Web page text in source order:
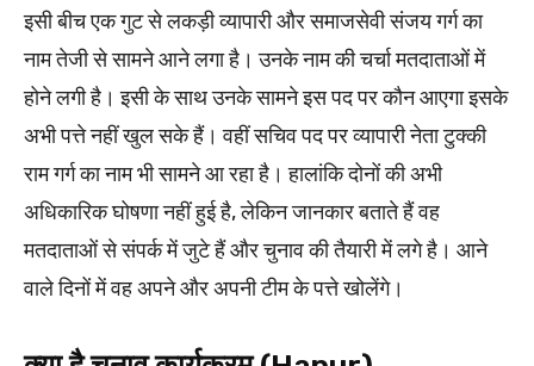
इसी बीच एक गुट से लकड़ी व्यापारी और समाजसेवी संजय गर्ग का
नाम तेजी से सामने आने लगा है। उनके नाम की चर्चा मतदाताओं में
होने लगी है। इसी के साथ उनके सामने इस पद पर कौन आएगा इसके
अभी पत्ते नहीं खुल सके हैं। वहीं सचिव पद पर व्यापारी नेता टुक्की
राम गर्ग का नाम भी सामने आ रहा है। हालांकि दोनों की अभी
अधिकारिक घोषणा नहीं हुई है, लेकिन जानकार बताते हैं वह
मतदाताओं से संपर्क में जुटे हैं और चुनाव की तैयारी में लगे है। आने
वाले दिनों में वह अपने और अपनी टीम के पत्ते खोलेंगे।